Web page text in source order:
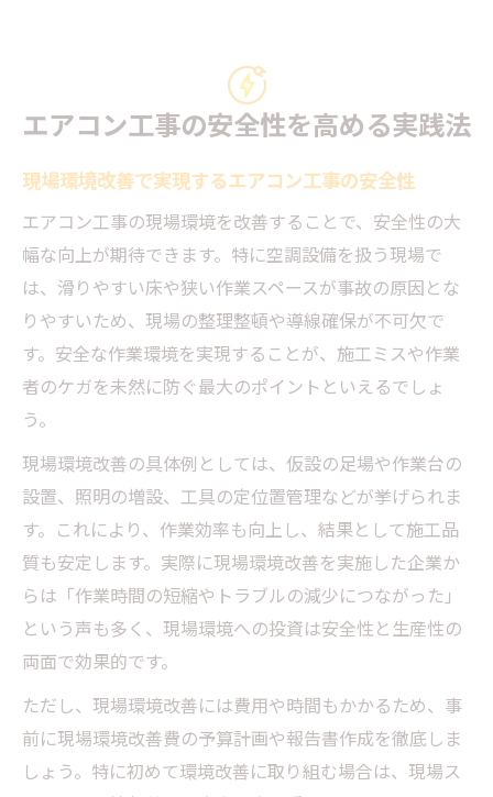
エアコン工事の安全性を高める実践法
現場環境改善で実現するエアコン工事の安全性
エアコン工事の現場環境を改善することで、安全性の大
幅な向上が期待できます。特に空調設備を扱う現場で
は、滑りやすい床や狭い作業スペースが事故の原因とな
りやすいため、現場の整理整頓や導線確保が不可欠で
す。安全な作業環境を実現することが、施工ミスや作業
者のケガを未然に防ぐ最大のポイントといえるでしょ
う。
現場環境改善の具体例としては、仮設の足場や作業台の
設置、照明の増設、工具の定位置管理などが挙げられま
す。これにより、作業効率も向上し、結果として施工品
質も安定します。実際に現場環境改善を実施した企業か
らは「作業時間の短縮やトラブルの減少につながった」
という声も多く、現場環境への投資は安全性と生産性の
両面で効果的です。
ただし、現場環境改善には費用や時間もかかるため、事
前に現場環境改善費の予算計画や報告書作成を徹底しま
しょう。特に初めて環境改善に取り組む場合は、現場ス